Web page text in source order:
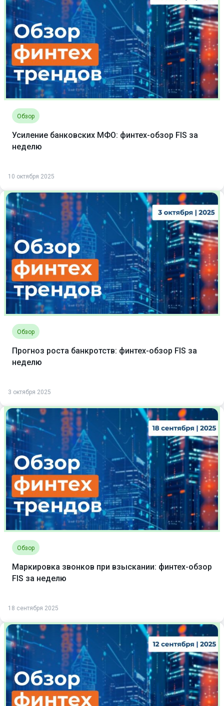
Обзор
Усиление банковских МФО: финтех-обзор FIS за
неделю
10 октября 2025
Обзор
Прогноз роста банкротств: финтех-обзор FIS за
неделю
3 октября 2025
Обзор
Маркировка звонков при взыскании: финтех-обзор
FIS за неделю
18 сентября 2025